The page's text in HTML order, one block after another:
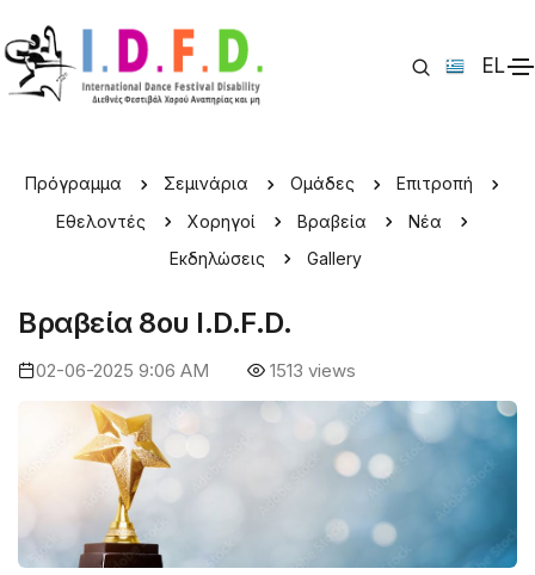
EL
IDFD 2025 > Βραβεία
Πρόγραμμα Σεμινάρια Ομάδες
Επιτροπή
Εθελοντές
Χορηγοί Βραβεία
Νέα
Εκδηλώσεις
Gallery
Βραβεία 8ου I.D.F.D.
02-06-2025 9:06 AM 1513 views